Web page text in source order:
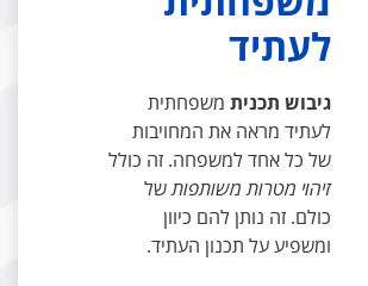
לעתיד
גיבוש תכניתמשפחתית
לעתיד מראה את המחויבות
של כל אחד למשפחה. זה כולל
זיהוי מטרות משותפותשל
כולם. זה נותן להם כיוון
ומשפיע על תכנון העתיד.